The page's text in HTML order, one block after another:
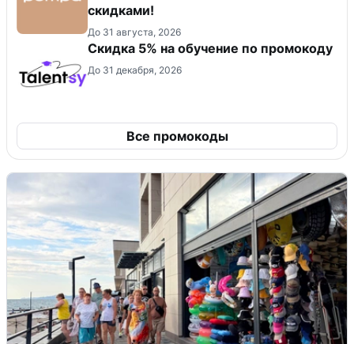
скидками!
До 31 августа, 2026
Скидка 5% на обучение по промокоду
До 31 декабря, 2026
Все промокоды